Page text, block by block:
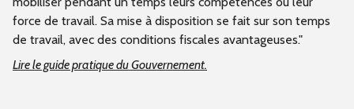
force de travail. Sa mise à disposition se fait sur son temps
de travail, avec des conditions fiscales avantageuses."
Lire le guide pratique du Gouvernement.